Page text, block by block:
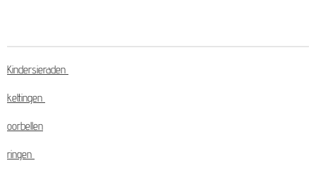
Kindersieraden
kettingen
oorbellen
ringen